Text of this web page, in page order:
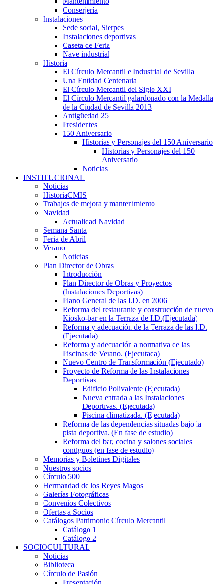
Conserjería
Instalaciones
Sede social, Sierpes
Instalaciones deportivas
Caseta de Feria
Nave industrial
Historia
El Círculo Mercantil e Industrial de Sevilla
Una Entidad Centenaria
El Círculo Mercantil del Siglo XXI
El Círculo Mercantil galardonado con la Medalla
de la Ciudad de Sevilla 2013
Antigüedad 25
Presidentes
150 Aniversario
Historias y Personajes del 150 Aniversario
Historias y Personajes del 150
Aniversario
Noticias
INSTITUCIONAL
Noticias
HistoriaCMIS
Trabajos de mejora y mantenimiento
Navidad
Actualidad Navidad
Semana Santa
Feria de Abril
Verano
Noticias
Plan Director de Obras
Introducción
Plan Director de Obras y Proyectos
(Instalaciones Deportivas)
Plano General de las I.D. en 2006
Reforma del restaurante y construcción de nuevo
Kiosko-bar en la Terraza de I.D.(Ejecutada)
Reforma y adecuación de la Terraza de las I.D.
(Ejecutada)
Reforma y adecuación a normativa de las
Piscinas de Verano. (Ejecutada)
Nuevo Centro de Transformación (Ejecutado)
Proyecto de Reforma de las Instalaciones
Deportivas.
Edificio Polivalente (Ejecutada)
Nueva entrada a las Instalaciones
Deportivas. (Ejecutada)
Piscina climatizada. (Ejecutada)
Reforma de las dependencias situadas bajo la
pista deportiva. (En fase de estudio)
Reforma del bar, cocina y salones sociales
contiguos (en fase de estudio)
Memorias y Boletines Digitales
Nuestros socios
Círculo 500
Hermandad de los Reyes Magos
Galerías Fotográficas
Convenios Colectivos
Ofertas a Socios
Catálogos Patrimonio Círculo Mercantil
Catálogo 1
Catálogo 2
SOCIOCULTURAL
Noticias
Biblioteca
Círculo de Pasión